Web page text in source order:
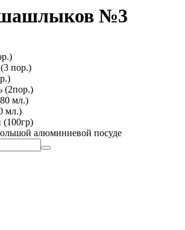
шашлыков №3
пор.)
(2пор.)
мл.)
мл.)
алюминиевой посуде